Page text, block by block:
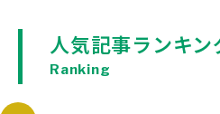
人気記事ランキン
Ranking